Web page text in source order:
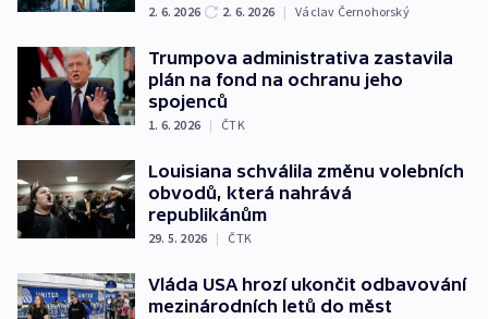
2. 6. 2026 2. 6. 2026 | Václav Černohorský
Trumpova administrativa zastavila
plán na fond na ochranu jeho
spojenců
1. 6. 2026 | ČTK
Louisiana schválila změnu volebních
obvodů, která nahrává
republikánům
29. 5. 2026 | ČTK
Vláda USA hrozí ukončit odbavování
mezinárodních letů do měst